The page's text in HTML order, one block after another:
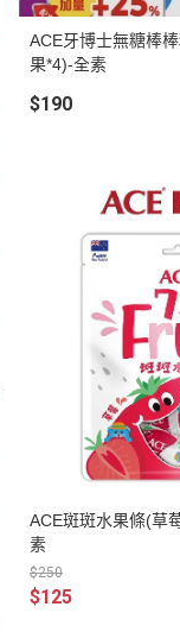
ACE牙博士無糖棒
果*4)-全素
$190
ACE斑斑水果條(草
素
$250
$125